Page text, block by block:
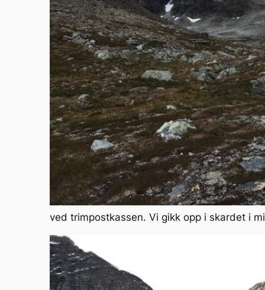
ved trimpostkassen. Vi gikk opp i skardet i